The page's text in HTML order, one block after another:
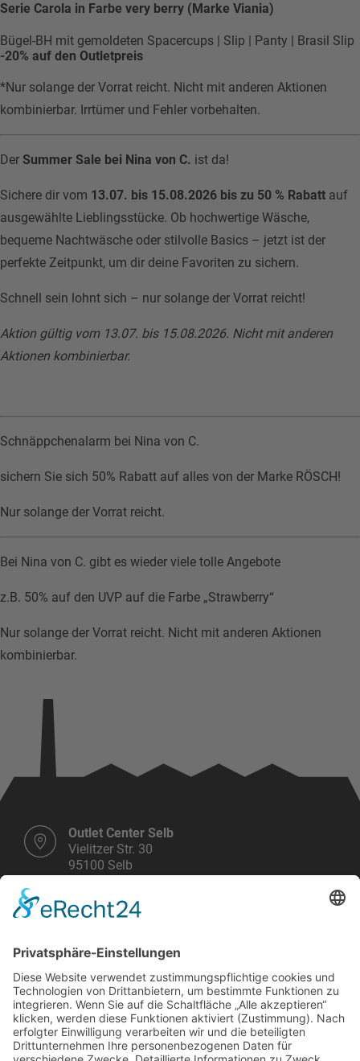
Serie Carola in Farbe very berry (Marke Viania)
Bügel-BH mit gemoldeten Spacercups | Slip | Panty | Brasil Slip
-20% auf den Outletpreis
*Nur solange der Vorrat reicht. Nicht mit anderen Aktionen
kombinierbar. Irrtümer und Fehler vorbehalten.
Der Summer Sale bei Nina von C. ist da!
Sichere dir vom 13.07. bis 15.08.2026 bis zu 50 % Rabatt auf
ausgewählte Lieblingsstücke. Ob hochwertige Wäsche,
bequeme Nachtwäsche oder stilvolle Basics – jetzt ist der
perfekte Zeitpunkt, um dir deine Favoriten zu sichern.
Schnell sein lohnt sich – nur solange der Vorrat reicht!
Aktion gültig vom 13.07. bis 15.08.2026. Nicht mit anderen
Aktionen kombinierbar.
Schnäppchenalarm bei Nina von C.
sichern Sie sich 50% Rabatt auf alles von der Marke RÖSCH!
Nur solange der Vorrat reicht.
Bei Nina von C. gibt es wieder viele tolle Angebote
z.B. 50% auf den UVP auf die Farbe „Strawberry“
Nur solange der Vorrat reicht. Nicht mit anderen Aktionen
kombinierbar.
Outlet Center Selb
Vielitzer Str. 30
95100 Selb
E-Mail schreiben
Telefon Center Management:
Montag bis Samstag
10.00 - 19.00 Uhr
Weitere Infos HIER!
Vermietung